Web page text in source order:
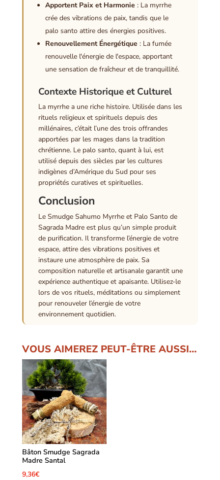
Apportent Paix et Harmonie : La myrrhe
crée des vibrations de paix, tandis que le
palo santo attire des énergies positives.
Renouvellement Énergétique : La fumée
renouvelle l'énergie de l'espace, apportant
une sensation de fraîcheur et de tranquillité.
Contexte Historique et Culturel
La myrrhe a une riche histoire. Utilisée dans les
rituels religieux et spirituels depuis des
millénaires, c’était l’une des trois offrandes
apportées par les mages dans la tradition
chrétienne. Le palo santo, quant à lui, est
utilisé depuis des siècles par les cultures
indigènes d’Amérique du Sud pour ses
propriétés curatives et spirituelles.
Conclusion
Le Smudge Sahumo Myrrhe et Palo Santo de
Sagrada Madre est plus qu’un simple produit
de purification. Il transforme l’énergie de votre
espace, attire des vibrations positives et
instaure une atmosphère de paix. Sa
composition naturelle et artisanale garantit une
expérience authentique et apaisante. Utilisez-le
lors de vos rituels, méditations ou simplement
pour renouveler l’énergie de votre
environnement quotidien.
VOUS AIMEREZ PEUT-ÊTRE AUSSI…
Bâton Smudge Sagrada
Madre Santal
9,36€